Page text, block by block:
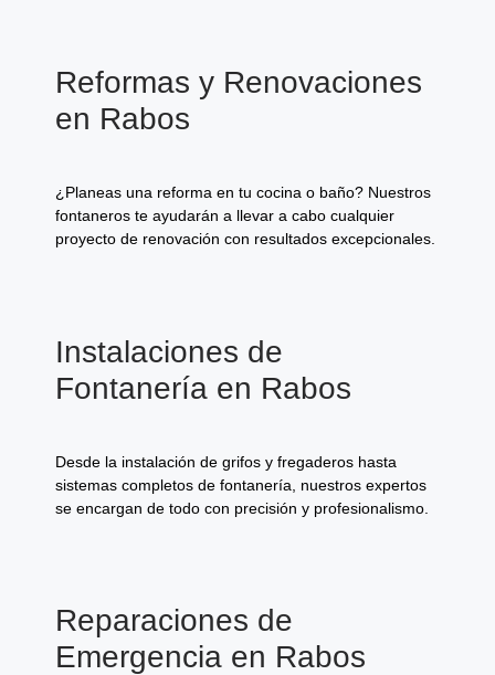
Reformas y Renovaciones
en Rabos
¿Planeas una reforma en tu cocina o baño? Nuestros
fontaneros te ayudarán a llevar a cabo cualquier
proyecto de renovación con resultados excepcionales.
Instalaciones de
Fontanería en Rabos
Desde la instalación de grifos y fregaderos hasta
sistemas completos de fontanería, nuestros expertos
se encargan de todo con precisión y profesionalismo.
Reparaciones de
Emergencia en Rabos